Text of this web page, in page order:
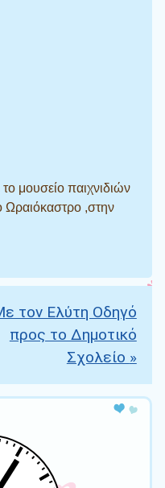
μουσείο παιχνιδιών
,στην
τον Ελύτη Οδηγό
προς το Δημοτικό
Σχολείο »